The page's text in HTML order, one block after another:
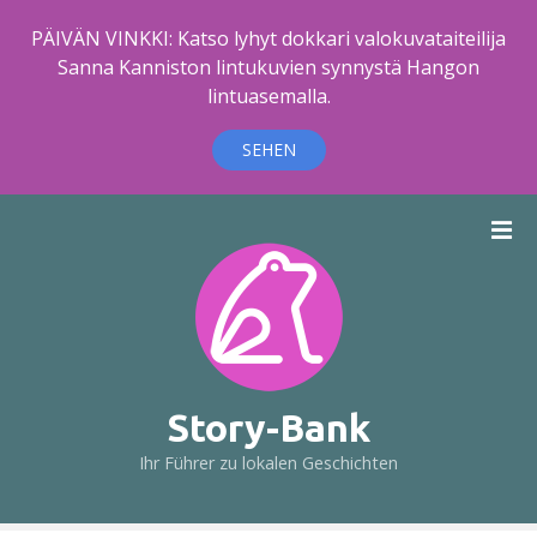
PÄIVÄN VINKKI: Katso lyhyt dokkari valokuvataiteilija
Sanna Kanniston lintukuvien synnystä Hangon
lintuasemalla.
SEHEN
r
Story-Bank
Ihr Führer zu lokalen Geschichten